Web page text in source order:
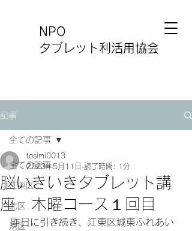
NPO
タブレット利活用協会
記事
全ての記事
江東区
北区
港区
全ての記事
脳いきいきタブレット講
座 木曜コース１回目
tosimi0013
2023年5月11日 読了時間: 1分
昨日に引き続き、江東区城東ふれあい